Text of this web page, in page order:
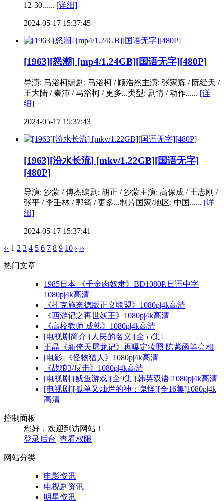
12-30...... [详细]
2024-05-17 15:37:45
[1963][怒潮] [mp4/1.24GB][国语无字][480P]
导演: 马浴柯编剧: 马浴柯 / 顾浩然主演: 张家辉 / 阮经天 /
王大陆 / 秦沛 / 马浴柯 / 更多...类型: 剧情 / 动作...... [详
细]
2024-05-17 15:37:43
[1963][汾水长流] [mkv/1.22GB][国语无字]
[480P]
导演: 沙蒙 / 傅杰编剧: 胡正 / 沙蒙主演: 高保成 / 王志刚 /
张平 / 李壬林 / 郭筠 / 更多...制片国家/地区: 中国...... [详
细]
2024-05-17 15:37:41
‹‹ 1 2 3 4 5 6 7 8 9 10 › ››
热门文章
1985日本 《千金肉奴隶》BD1080P.日语中字
1080p|4k高清
《扎克施奈德版正义联盟》1080p|4k高清
《西游记之再世妖王》1080p|4k高清
《高校教师 成熟》1080p|4k高清
[电视剧简介][人民的名义][全55集]
王晶《新倚天屠龙记》再曝定妆照 陈紫函等亮相
[电影]《怪物猎人》1080p|4k高清
《战狼3/反击》1080p|4k高清
[电视剧][鱿鱼游戏][全9集][韩英双语]1080p|4k高清
[电视剧][孤单又灿烂的神：鬼怪][全16集]1080p|4k
高清
控制面板
您好，欢迎到访网站！
登录后台 查看权限
网站分类
电影资讯
电视剧资讯
明星资讯